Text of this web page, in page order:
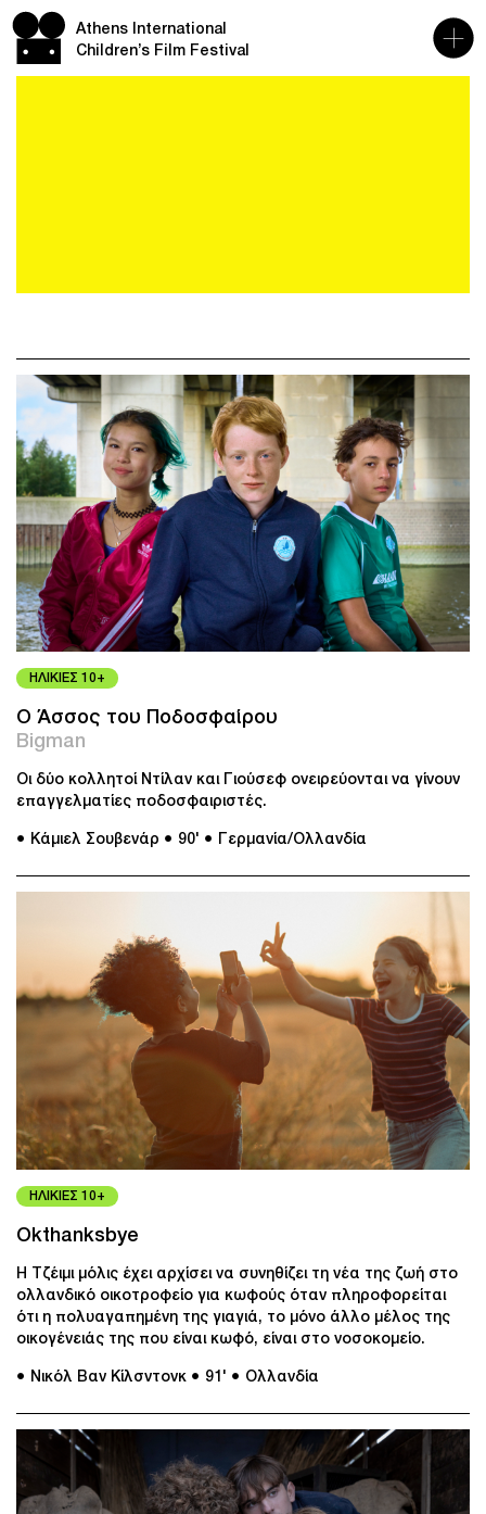
Athens International
Children’s Film Festival
ΗΛΙΚΙΕΣ 10+
Ο Άσσος του Ποδοσφαίρου
Bigman
Οι δύο κολλητοί Ντίλαν και Γιούσεφ ονειρεύονται να γίνουν
επαγγελματίες ποδοσφαιριστές.
● Κάμιελ Σουβενάρ ● 90' ● Γερμανία/Ολλανδία
ΗΛΙΚΙΕΣ 10+
Okthanksbye
Η Τζέιμι μόλις έχει αρχίσει να συνηθίζει τη νέα της ζωή στο
ολλανδικό οικοτροφείο για κωφούς όταν πληροφορείται
ότι η πολυαγαπημένη της γιαγιά, το μόνο άλλο μέλος της
οικογένειάς της που είναι κωφό, είναι στο νοσοκομείο.
● Νικόλ Βαν Κίλσντονκ ● 91' ● Ολλανδία